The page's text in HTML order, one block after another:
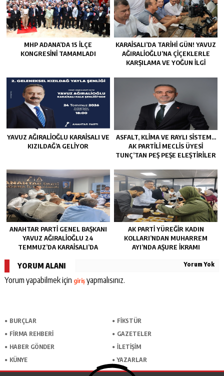
MHP ADANA’DA 15 İLÇE
KONGRESINI TAMAMLADI
KARAISALI’DA TARIHI GÜN! YAVUZ
AĞIRALIOĞLU’NA ÇIÇEKLERLE
KARŞILAMA VE YOĞUN İLGI
YAVUZ AĞIRALIOĞLU KARAISALI VE
KIZILDAĞ’A GELIYOR
ASFALT, KLIMA VE RAYLI SISTEM…
AK PARTILI MECLIS ÜYESI
TUNÇ’TAN PEŞ PEŞE ELEŞTIRILER
ANAHTAR PARTI GENEL BAŞKANI
YAVUZ AĞIRALIOĞLU 24
TEMMUZ’DA KARAISALI’DA
AK PARTI YÜREĞIR KADIN
KOLLARI’NDAN MUHARREM
AYI’NDA AŞURE İKRAMI
YORUM ALANI Yorum Yok
Yorum yapabilmek için girişyapmalısınız.
BURÇLAR
FİKSTÜR
FİRMA REHBERİ
GAZETELER
HABER GÖNDER
İLETİŞİM
KÜNYE
YAZARLAR